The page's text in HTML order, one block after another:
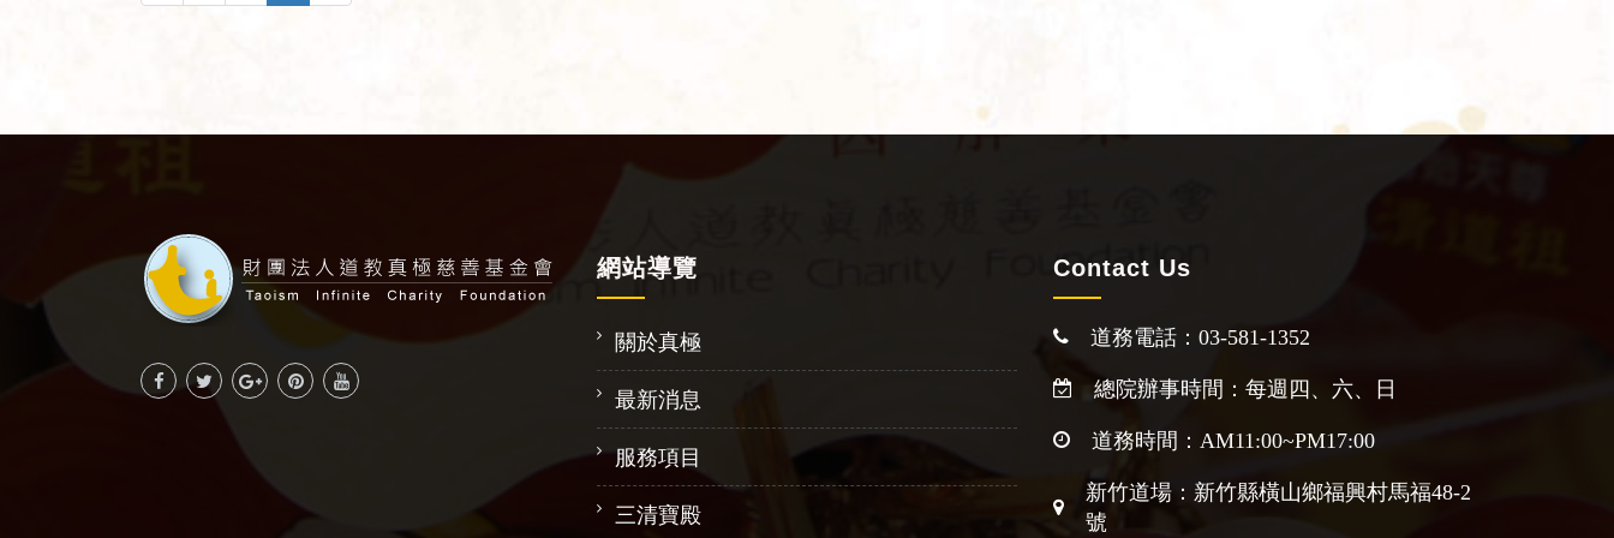
網站導覽
關於真極
最新消息
服務項目
三清寶殿
Contact Us
道務電話：03-581-1352
總院辦事時間：每週四、六、日
道務時間：AM11:00~PM17:00
新竹道場：新竹縣橫山鄉福興村馬福48-2
號